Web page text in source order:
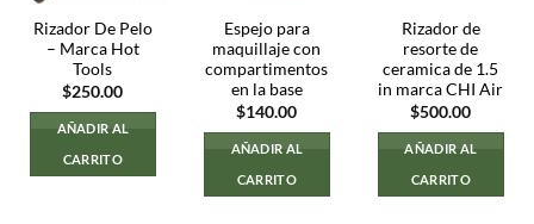
Rizador De Pelo
– Marca Hot
Tools
$250.00
AÑADIR AL
CARRITO
Espejo para
maquillaje con
compartimentos
en la base
$140.00
AÑADIR AL
CARRITO
Rizador de
resorte de
ceramica de 1.5
in marca CHI Air
$500.00
AÑADIR AL
CARRITO